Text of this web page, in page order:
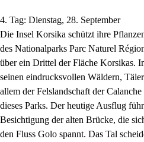
4. Tag: Dienstag, 28. September
Die Insel Korsika schützt ihre
des Nationalparks Parc Naturel
über ein Drittel der Fläche Korsikas.
seinen eindrucksvollen Wäldern,
allem der Felslandschaft der
dieses Parks. Der heutige Ausflug
Besichtigung der alten Brücke, die
den Fluss Golo spannt. Das Tal